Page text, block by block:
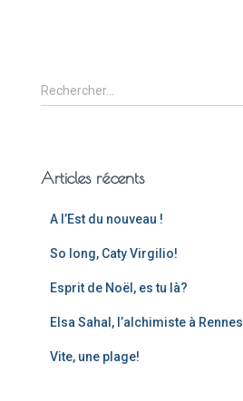
Rechercher…
Articles récents
A l’Est du nouveau !
So long, Caty Virgilio!
Esprit de Noël, es tu là?
Elsa Sahal, l’alchimiste à Rennes
Vite, une plage!